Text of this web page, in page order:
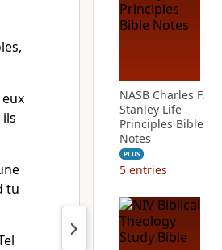
tu
NASB Charles F.
Stanley Life
Principles Bible
Notes
PLUS
5 entries